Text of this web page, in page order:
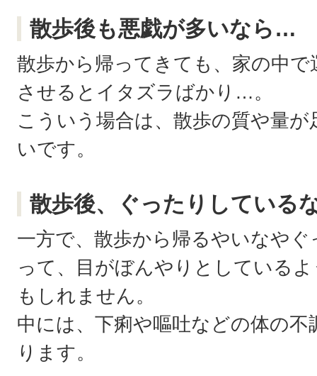
散歩後も悪戯が多いなら…
散歩から帰ってきても、家の中
させるとイタズラばかり…。
こういう場合は、散歩の質や量
いです。
散歩後、ぐったりしている
一方で、散歩から帰るやいなや
って、目がぼんやりとしている
もしれません。
中には、下痢や嘔吐などの体の
ります。